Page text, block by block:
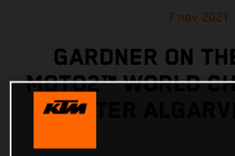
7 nov 2021
GARDNER ON
MOTO2™ WORLD
AFTER